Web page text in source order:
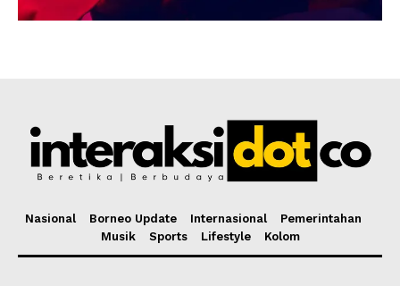
Nasional Borneo Update Internasional
Pemerintahan
Musik
Sports Lifestyle Kolom